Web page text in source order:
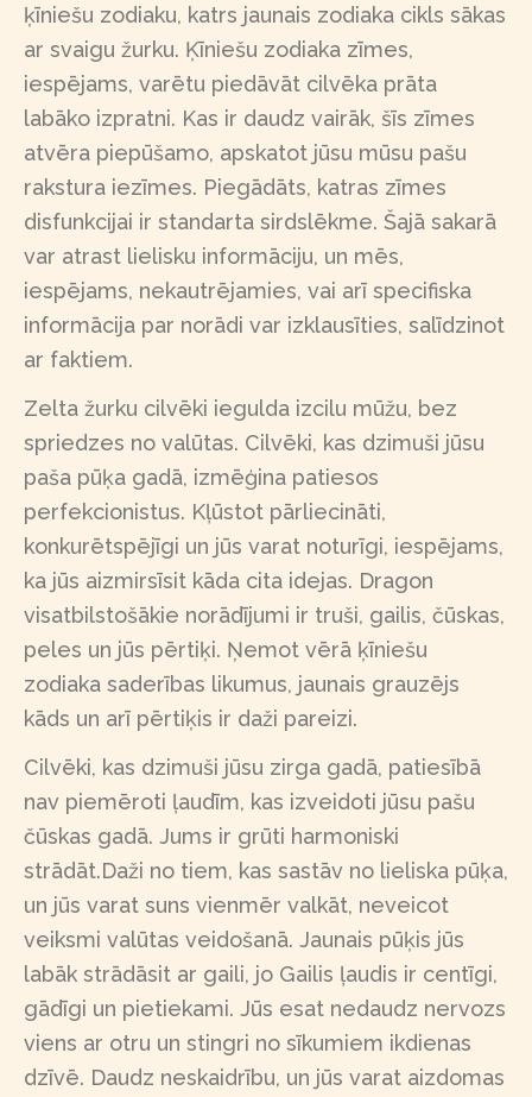
ķīniešu zodiaku, katrs jaunais zodiaka cikls sākas
ar svaigu žurku. Ķīniešu zodiaka zīmes,
iespējams, varētu piedāvāt cilvēka prāta
labāko izpratni. Kas ir daudz vairāk, šīs zīmes
atvēra piepūšamo, apskatot jūsu mūsu pašu
rakstura iezīmes. Piegādāts, katras zīmes
disfunkcijai ir standarta sirdslēkme. Šajā sakarā
var atrast lielisku informāciju, un mēs,
iespējams, nekautrējamies, vai arī specifiska
informācija par norādi var izklausīties, salīdzinot
ar faktiem.
Zelta žurku cilvēki iegulda izcilu mūžu, bez
spriedzes no valūtas. Cilvēki, kas dzimuši jūsu
paša pūķa gadā, izmēģina patiesos
perfekcionistus. Kļūstot pārliecināti,
konkurētspējīgi un jūs varat noturīgi, iespējams,
ka jūs aizmirsīsit kāda cita idejas. Dragon
visatbilstošākie norādījumi ir truši, gailis, čūskas,
peles un jūs pērtiķi. Ņemot vērā ķīniešu
zodiaka saderības likumus, jaunais grauzējs
kāds un arī pērtiķis ir daži pareizi.
Cilvēki, kas dzimuši jūsu zirga gadā, patiesībā
nav piemēroti ļaudīm, kas izveidoti jūsu pašu
čūskas gadā. Jums ir grūti harmoniski
strādāt.Daži no tiem, kas sastāv no lieliska pūķa,
un jūs varat suns vienmēr valkāt, neveicot
veiksmi valūtas veidošanā. Jaunais pūķis jūs
labāk strādāsit ar gaili, jo Gailis ļaudis ir centīgi,
gādīgi un pietiekami. Jūs esat nedaudz nervozs
viens ar otru un stingri no sīkumiem ikdienas
dzīvē. Daudz neskaidrību, un jūs varat aizdomas